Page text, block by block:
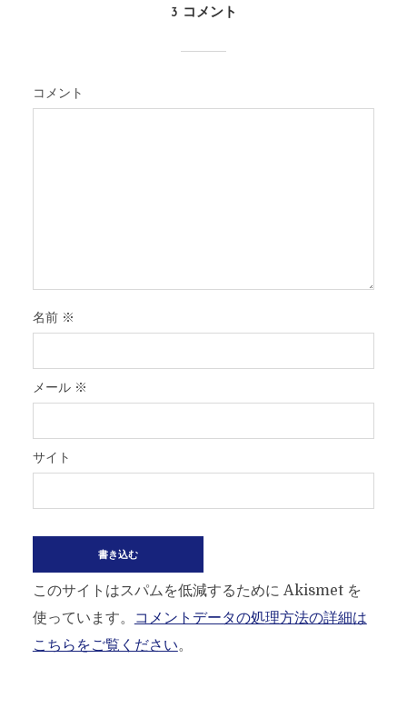
3 コメント
コメント
名前 ※
メール ※
サイト
このサイトはスパムを低減するために Akismet を
使っています。
コメントデータの処理方法の詳細は
こちらをご覧ください。